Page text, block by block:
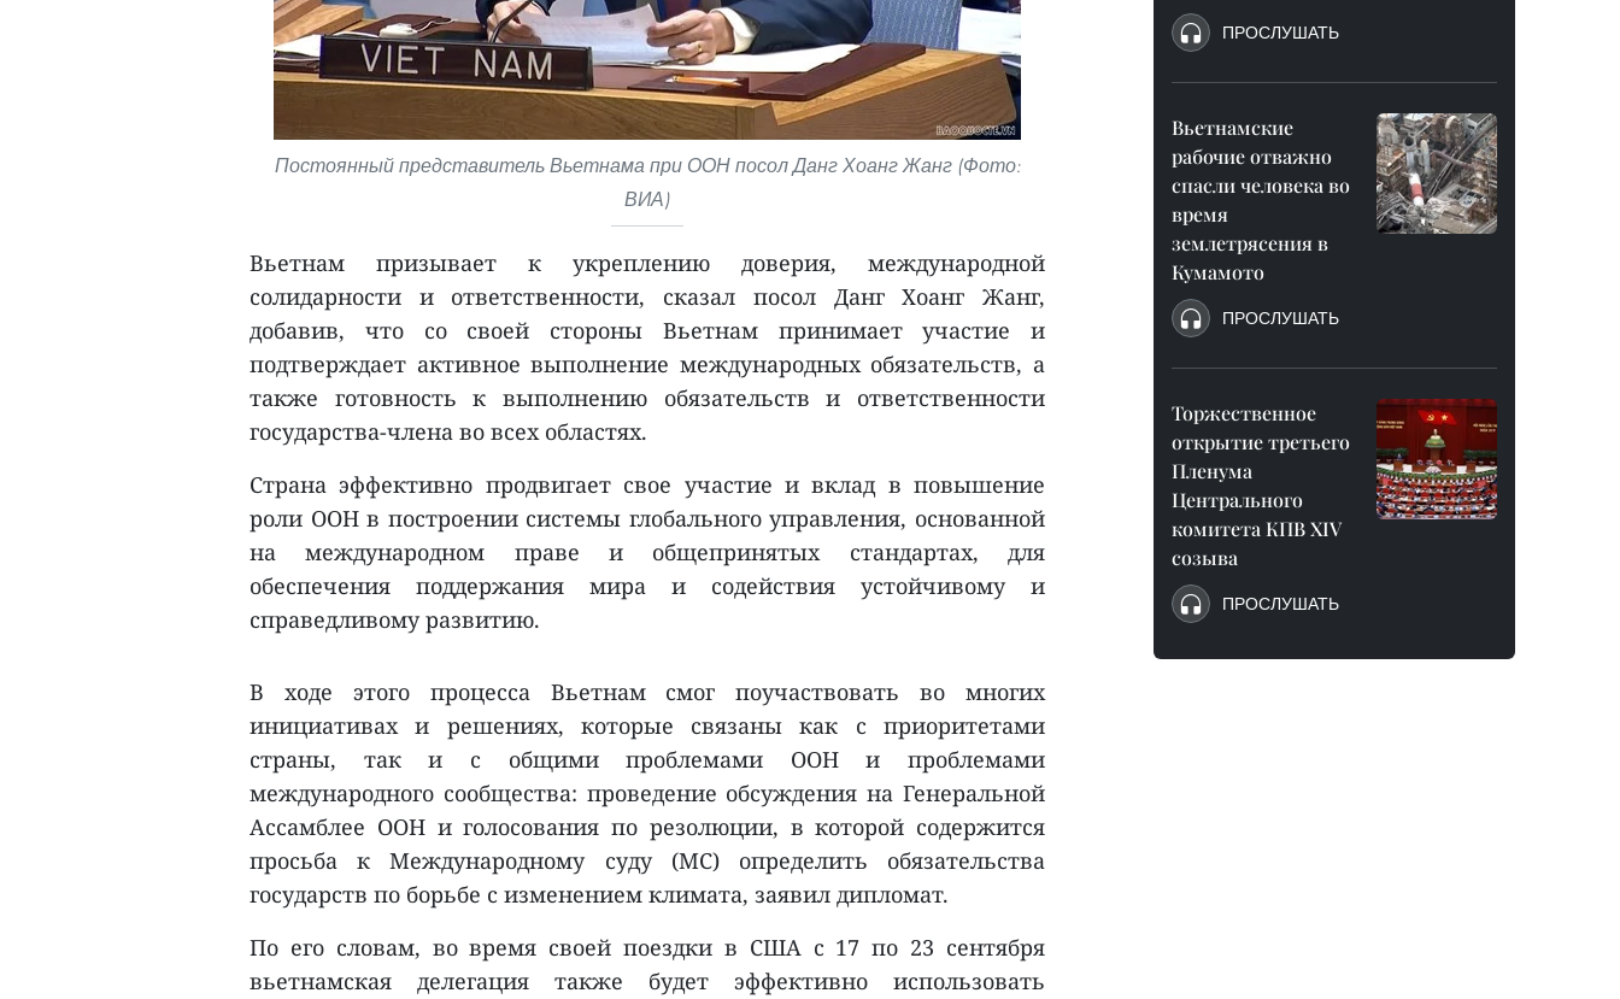
Постоянный представитель Вьетнама при ООН посол Данг Хоанг Жанг (Фото:
ВИА)
Вьетнам призывает к укреплению доверия, международной
солидарности и ответственности, сказал посол Данг Хоанг Жанг,
добавив, что со своей стороны Вьетнам принимает участие и
подтверждает активное выполнение международных обязательств, а
также готовность к выполнению обязательств и ответственности
государства-члена во всех областях.
Страна эффективно продвигает свое участие и вклад в повышение
роли ООН в построении системы глобального управления, основанной
на международном праве и общепринятых стандартах, для
обеспечения поддержания мира и содействия устойчивому и
справедливому развитию.
В ходе этого процесса Вьетнам смог поучаствовать во многих
инициативах и решениях, которые связаны как с приоритетами
страны, так и с общими проблемами ООН и проблемами
международного сообщества: проведение обсуждения на Генеральной
Ассамблее ООН и голосования по резолюции, в которой содержится
просьба к Международному суду (МС) определить обязательства
государств по борьбе с изменением климата, заявил дипломат.
По его словам, во время своей поездки в США с 17 по 23 сентября
вьетнамская делегация также будет эффективно использовать
ПРОСЛУШАТЬ
Вьетнамские
рабочие отважно
спасли человека во
время
землетрясения в
Кумамото
ПРОСЛУШАТЬ
Торжественное
открытие третьего
Пленума
Центрального
комитета КПВ XIV
созыва
ПРОСЛУШАТЬ